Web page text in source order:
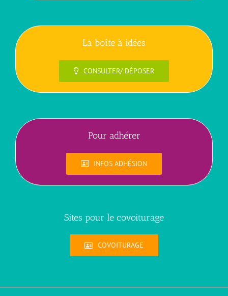
La boîte à idées
CONSULTER/ DÉPOSER
Pour adhérer
INFOS ADHÉSION
Sites pour le covoiturage
COVOITURAGE